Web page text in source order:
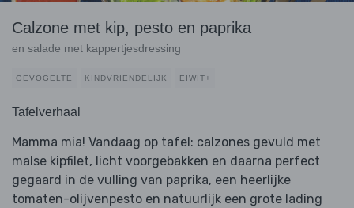
Calzone met kip, pesto en paprika
en salade met kappertjesdressing
GEVOGELTE KINDVRIENDELIJK EIWIT+
Tafelverhaal
Mamma mia! Vandaag op tafel: calzones gevuld met
malse kipfilet, licht voorgebakken en daarna perfect
gegaard in de vulling van paprika, een heerlijke
tomaten-olijvenpesto en natuurlijk een grote lading